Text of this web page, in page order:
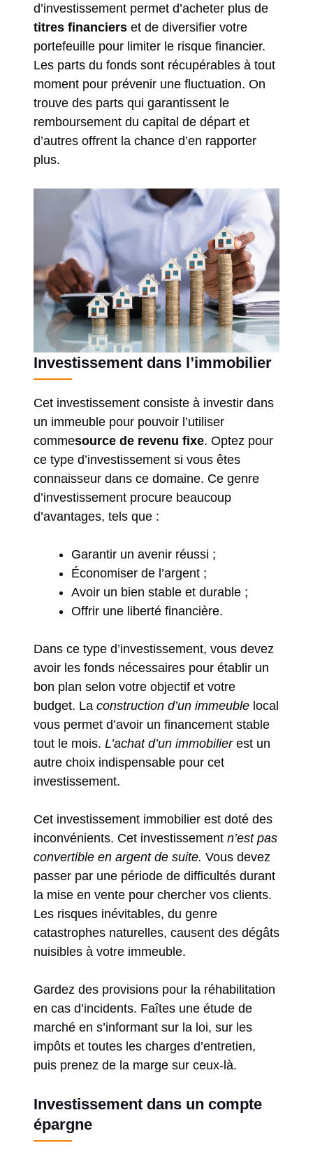
d’investissement permet d’acheter plus de
titres financiers et de diversifier votre
portefeuille pour limiter le risque financier.
Les parts du fonds sont récupérables à tout
moment pour prévenir une fluctuation. On
trouve des parts qui garantissent le
remboursement du capital de départ et
d’autres offrent la chance d’en rapporter
plus.
Investissement dans l’immobilier
Cet investissement consiste à investir dans
un immeuble pour pouvoir l’utiliser
commesource de revenu fixe. Optez pour
ce type d’investissement si vous êtes
connaisseur dans ce domaine. Ce genre
d’investissement procure beaucoup
d’avantages, tels que :
Garantir un avenir réussi ;
Économiser de l’argent ;
Avoir un bien stable et durable ;
Offrir une liberté financière.
Dans ce type d’investissement, vous devez
avoir les fonds nécessaires pour établir un
bon plan selon votre objectif et votre
budget. La construction d’un immeuble local
vous permet d’avoir un financement stable
tout le mois. L’achat d’un immobilierest un
autre choix indispensable pour cet
investissement.
Cet investissement immobilier est doté des
inconvénients. Cet investissement n’est pas
convertible en argent de suite. Vous devez
passer par une période de difficultés durant
la mise en vente pour chercher vos clients.
Les risques inévitables, du genre
catastrophes naturelles, causent des dégâts
nuisibles à votre immeuble.
Gardez des provisions pour la réhabilitation
en cas d’incidents. Faîtes une étude de
marché en s’informant sur la loi, sur les
impôts et toutes les charges d’entretien,
puis prenez de la marge sur ceux-là.
Investissement dans un compte
épargne